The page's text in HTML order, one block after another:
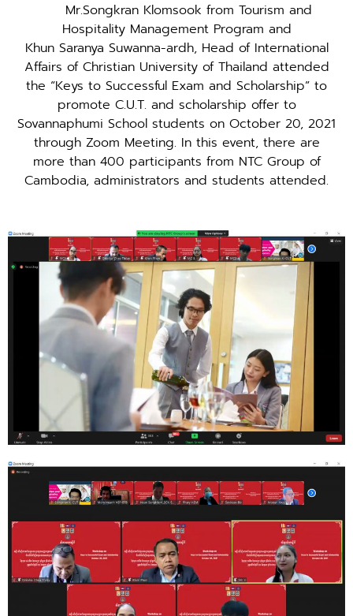
Mr.Songkran Klomsook from Tourism and
Hospitality Management Program and
Khun Saranya Suwanna-ardh, Head of International
Affairs of Christian University of Thailand attended
the “Keys to Successful Exam and Scholarship” to
promote C.U.T. and scholarship offer to
Sovannaphumi School students on October 20, 2021
through Zoom Meeting. In this event, there are
more than 400 participants from NTC Group of
Cambodia, administrators and students attended.